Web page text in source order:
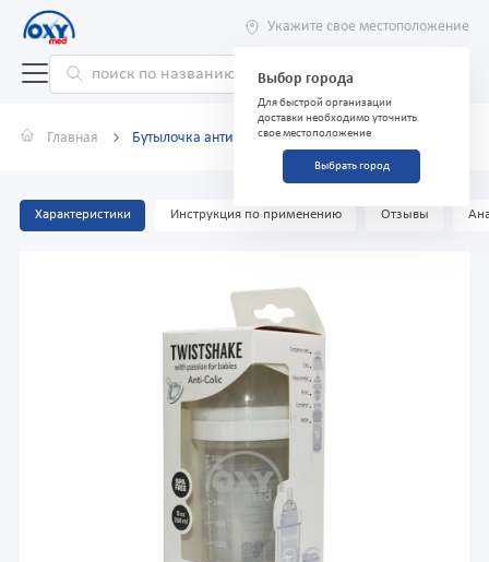
Укажите свое местоположение
Выбор города
Для быстрой организации
доставки необходимо уточнить
свое местоположение
Выбрать город
Главная Бутылочка антиколиковая Twistshake белая 260 мл
Характеристики Инструкция по применению Отзывы